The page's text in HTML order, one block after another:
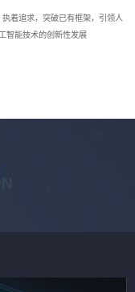
执着追求，突破已有框架，引领人
工智能技术的创新性发展